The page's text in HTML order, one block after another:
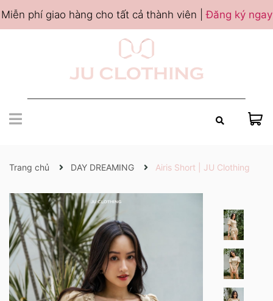
Miễn phí giao hàng cho tất cả thành viên |Đăng ký ngay
Trang chủ DAY DREAMING Airis Short | JU Clothing